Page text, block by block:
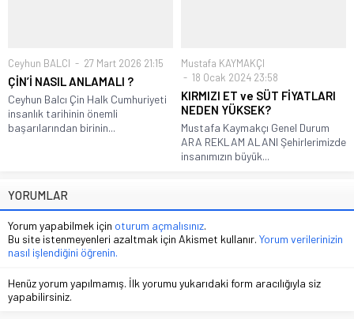
Ceyhun BALCI 27 Mart 2026 21:15
ÇİN’İ NASIL ANLAMALI ?
Ceyhun Balcı Çin Halk Cumhuriyeti
insanlık tarihinin önemli
başarılarından birinin...
Mustafa KAYMAKÇI
18 Ocak 2024 23:58
KIRMIZI ET ve SÜT FİYATLARI
NEDEN YÜKSEK?
Mustafa Kaymakçı Genel Durum
ARA REKLAM ALANI Şehirlerimizde
insanımızın büyük...
YORUMLAR
Yorum yapabilmek için oturum açmalısınız.
Bu site istenmeyenleri azaltmak için Akismet kullanır. Yorum verilerinizin
nasıl işlendiğini öğrenin.
Henüz yorum yapılmamış. İlk yorumu yukarıdaki form aracılığıyla siz
yapabilirsiniz.